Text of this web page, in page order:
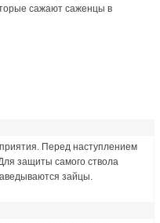
сажают саженцы в
Перед наступлением
защиты самого ствола
зайцы.